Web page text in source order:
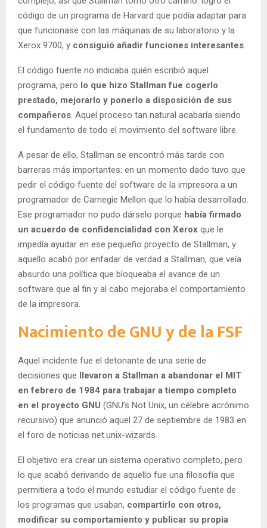
código de un programa de Harvard que podía adaptar para
que funcionase con las máquinas de su laboratorio y la
Xerox 9700, y consiguió añadir funciones interesantes
El código fuente no indicaba quién escribió aquel
programa, pero lo que hizo Stallman fue cogerlo
prestado, mejorarlo y ponerlo a disposición de sus
compañeros . Aquel proceso tan natural acabaría siendo
el fundamento de todo el movimiento del software libre.
A pesar de ello, Stallman se encontró más tarde con
barreras más importantes: en un momento dado tuvo que
pedir el código fuente del software de la impresora a un
programador de Carnegie Mellon que lo había desarrollado.
Ese programador no pudo dárselo porque había firmado
un acuerdo de confidencialidad con Xerox que le
impedía ayudar en ese pequeño proyecto de Stallman, y
aquello acabó por enfadar de verdad a Stallman, que veía
absurdo una política que bloqueaba el avance de un
software que al fin y al cabo mejoraba el comportamiento
de la impresora.
Nacimiento de GNU y de la FSF
Aquel incidente fue el detonante de una serie de
decisiones que llevaron a Stallman a abandonar el MIT
en febrero de 1984 para trabajar a tiempo completo
en el proyecto GNU (GNU’s Not Unix, un célebre acrónimo
recursivo) que anunció aquel 27 de septiembre de 1983 en
el foro de noticias net.unix-wizards.
El objetivo era crear un sistema operativo completo, pero
lo que acabó derivando de aquello fue una filosofía que
permitiera a todo el mundo estudiar el código fuente de
los programas que usaban, compartirlo con otros,
modificar su comportamiento y publicar su propia